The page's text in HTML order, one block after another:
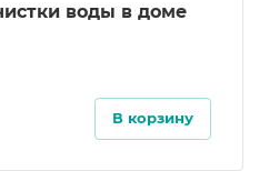
воды в доме
В корзину